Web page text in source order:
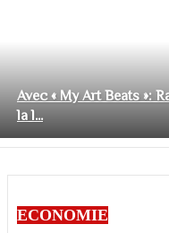
Avec « My Art Beats »:
la l...
ECONOMIE